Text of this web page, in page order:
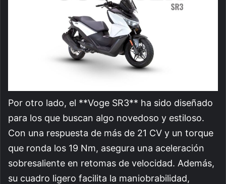
Por otro lado, el **Voge SR3** ha sido diseñado
para los que buscan algo novedoso y estiloso.
Con una respuesta de más de 21 CV y un torque
que ronda los 19 Nm, asegura una aceleración
sobresaliente en retomas de velocidad. Además,
su cuadro ligero facilita la maniobrabilidad,